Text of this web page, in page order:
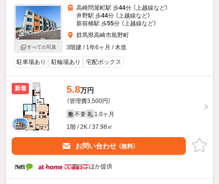
すべての写真
高崎問屋町駅 歩44分 （上越線など）
井野駅 歩44分 （上越線など）
新前橋駅 歩55分 （上越線など）
群馬県高崎市島野町
3階建 / 1年6ヶ月 / 木造
駐車場あり 駐輪場あり 宅配ボックス
新着 5.8万円
（管理費3,500円）
敷 不要 礼 1.0ヶ月
1階 / 2K / 37.98㎡
お問い合わせ （無料）
ほか提供